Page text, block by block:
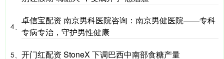
4、
卓信宝配资 南京男科医院咨询：南京男健医院——专科
专病专治，守护男性健康
5、 开门红配资 StoneX 下调巴西中南部食糖产量